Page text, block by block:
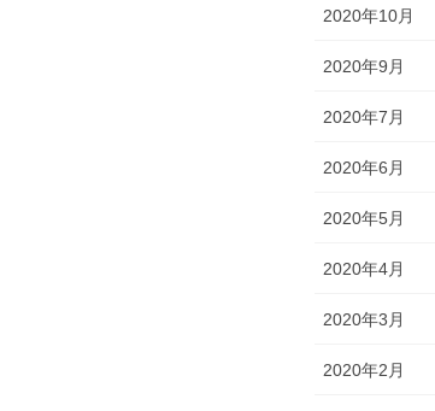
2020年10月
2020年9月
2020年7月
2020年6月
2020年5月
2020年4月
2020年3月
2020年2月